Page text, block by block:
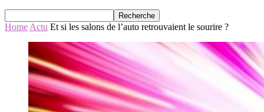
Home Actu Et si les salons de l’auto retrouvaient le sourire ?